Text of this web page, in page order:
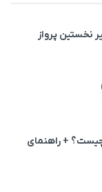
چیست؟ + راهنمای